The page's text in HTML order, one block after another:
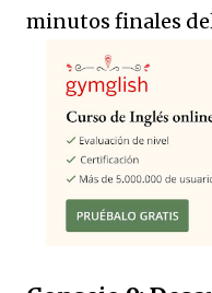
minutos finales